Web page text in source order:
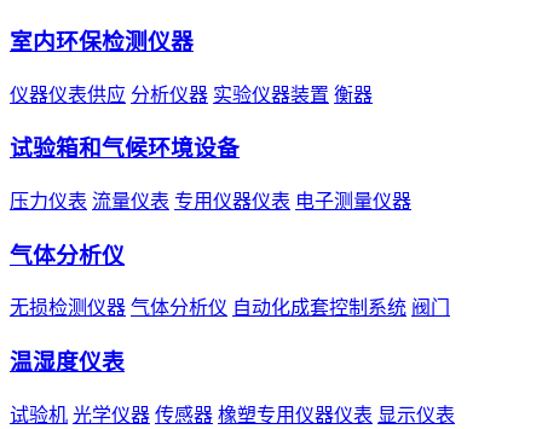
室内环保检测仪器
仪器仪表供应 分析仪器 实验仪器装置 衡器
试验箱和气候环境设备
压力仪表 流量仪表 专用仪器仪表 电子测量仪器
气体分析仪
无损检测仪器 气体分析仪 自动化成套控制系统 阀门
温湿度仪表
试验机 光学仪器 传感器 橡塑专用仪器仪表 显示仪表